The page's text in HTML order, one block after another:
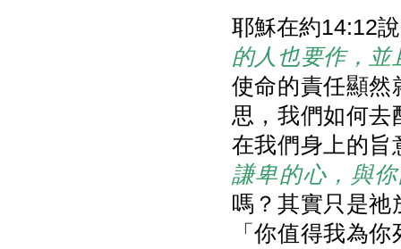
耶穌在約14:12
的人也要作，
使命的責任顯然
思，我們如何去
在我們身上的旨
謙卑的心，與
嗎？其實只是祂
「你值得我為